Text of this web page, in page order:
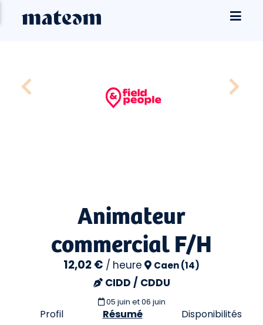
Animateur
commercial F/H
12,02 € / heure Caen (14)
CIDD / CDDU
05 juin et 06 juin
Profil Résumé Disponibilités